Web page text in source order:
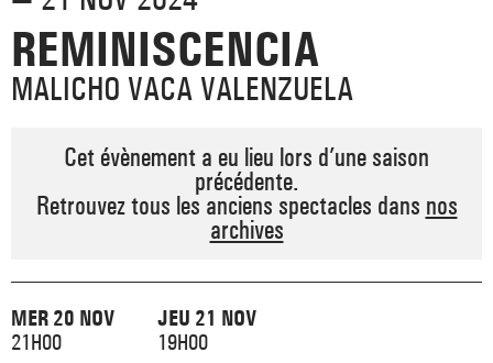
_ LES SALLES
_ ACTION TERRITORIALE
_ ACTION CULTURELLE
_ TNB SOLIDAIRE
_ TNB ÉCO-RESPONSABLE
_ COPRODUCTIONS
_ RÉSIDENCES D'ARTISTE
_ INTERNATIONAL
_ ACTUALITÉS
_ FORMATION
_ INSERTION PROFESSIONNELLE
_ INTERNATIONAL
_ NOS MÉCÈNES
_ DEVENEZ MÉCÈNE
_ SOUTENEZ LE FESTIVAL TNB
_ RENCONTRER
_ PRATIQUER
_ PROFITER
_ MARCHÉS
_ EMPLOIS / STAGES
>
>
REMINISCENCIA
MALICHO VACA VALENZUELA
Cet évènement a eu lieu lors d’une saison
précédente.
Retrouvez tous les anciens spectacles dans nos
archives
MER 20 NOV
21H00
JEU 21 NOV
19H00